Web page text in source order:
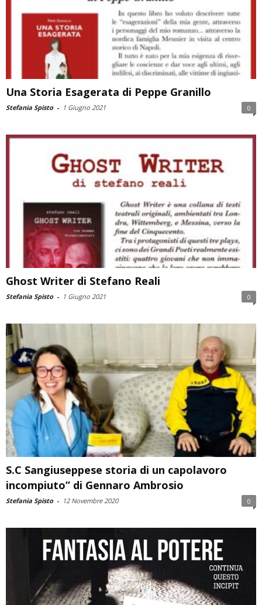
Una Storia Esagerata di Peppe Granillo
Stefania Spisto - 1 Giugno 2021 0
Ghost Writer di Stefano Reali
Stefania Spisto - 1 Giugno 2021 0
S.C Sangiuseppese storia di un capolavoro
incompiuto” di Gennaro Ambrosio
Stefania Spisto - 12 Novembre 2020 0